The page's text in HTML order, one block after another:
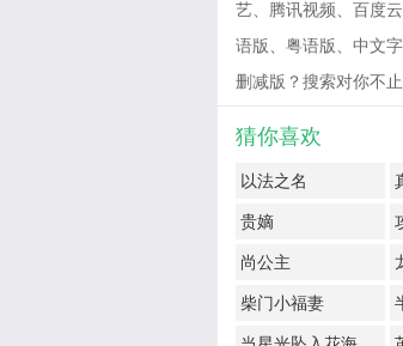
艺、腾讯视频、百度
语版、粤语版、中文
删减版？搜索对你不
猜你喜欢
以法之名
贵嫡
尚公主
柴门小福妻